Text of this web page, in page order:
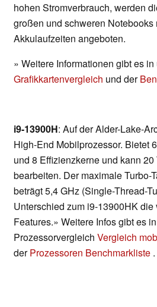
hohen Stromverbrauch, werden
großen und schweren Notebooks
Akkulaufzeiten angeboten.
» Weitere Informationen gibt es
Grafikkartenvergleich und der
i9-13900H: Auf der Alder-Lake-
High-End Mobilprozessor. Bietet
und 8 Effizienzkerne und kann
bearbeiten. Der maximale Turbo-
beträgt 5,4 GHz (Single-Thread-
Unterschied zum i9-13900HK
Features.» Weitere Infos gibt es
Prozessorvergleich Vergleich
derProzessoren Benchmarkliste .